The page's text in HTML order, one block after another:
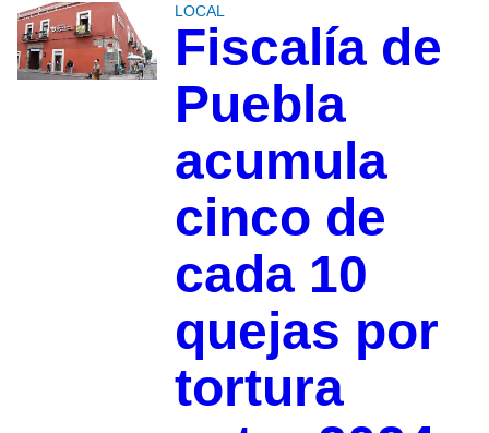
LOCAL
Fiscalía de
Puebla
acumula
cinco de
cada 10
quejas por
tortura